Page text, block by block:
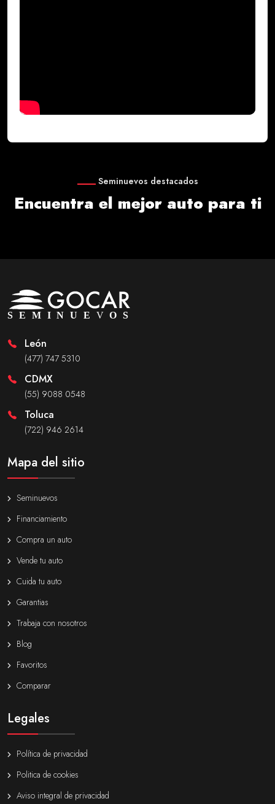
Seminuevos destacados
Encuentra el mejor auto para ti
León
(477) 747 5310
CDMX
(55) 9088 0548
Toluca
(722) 946 2614
Mapa del sitio
Seminuevos
Financiamiento
Compra un auto
Vende tu auto
Cuida tu auto
Garantias
Trabaja con nosotros
Blog
Favoritos
Comparar
Legales
Política de privacidad
Politica de cookies
Aviso integral de privacidad